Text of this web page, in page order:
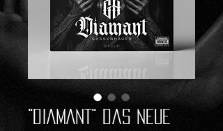
"DIAMANT" Das neue